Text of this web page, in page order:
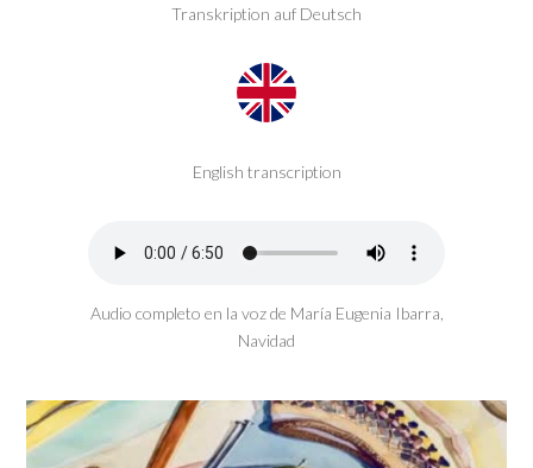
Transkription auf Deutsch
English transcription
Audio completo en la voz de María Eugenia Ibarra,
Navidad